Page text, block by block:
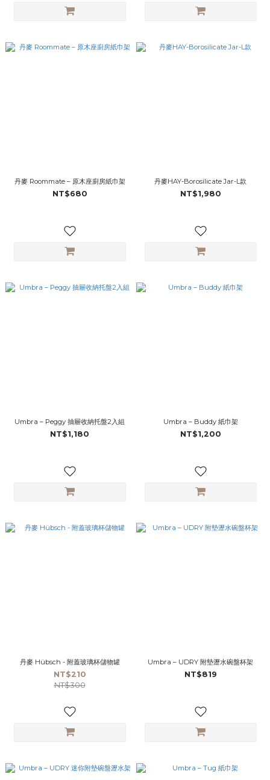
丹麥 Roommate – 原木座廚房紙巾架
NT$680
丹麥HAY-Borosilicate Jar-L款
NT$1,980
Umbra – Peggy 抽屜收納托盤2入組
NT$1,180
Umbra – Buddy 紙巾架
NT$1,200
丹麥 Hübsch - 附蓋玻璃杯儲物罐
NT$210
NT$300
Umbra – UDRY 附墊瀝水碗盤杯架
NT$819